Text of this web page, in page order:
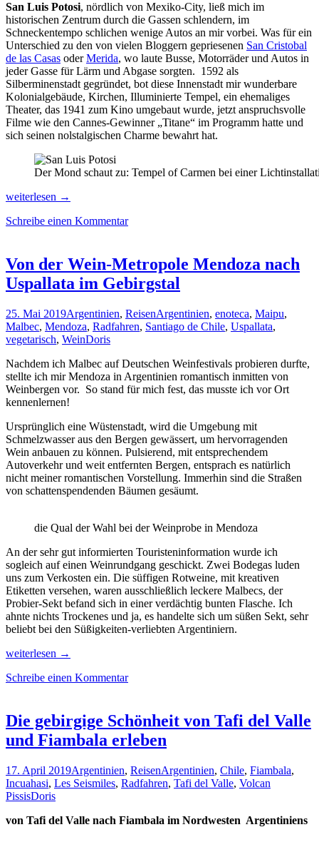
San Luis Potosi, nördlich von Mexiko-City, ließ mich im
historischen Zentrum durch die Gassen schlendern, im
Schneckentempo schlichen wenige Autos an mir vorbei. Was für ein
Unterschied zu den von vielen Bloggern gepriesenen San Cristobal
de las Casas oderMerida, wo laute Busse, Motorräder und Autos in
jeder Gasse für Lärm und Abgase sorgten. 1592 als
Silberminenstadt gegründet, bot diese Innenstadt mir wunderbare
Kolonialgebäude, Kirchen, Illuminierte Tempel, ein ehemaliges
Theater, das 1941 zum Kino umgebaut wurde, jetzt anspruchsvolle
Filme wie den Cannes-Gewinner „Titane“ im Programm hatte und
sich seinen nolstalgischen Charme bewahrt hat.
Der Mond schaut zu: Tempel of Carmen bei einer
Türkise
eine
und
ein
surrealistischer
in
der
Huasteca
weiterlesen →
Schreibe einen Kommentar
Von der Wein-Metropole Mendoza nach
Uspallata im Gebirgstal
25. Mai 2019Argentinien, ReisenArgentinien, enoteca, Maipu,
Malbec, Mendoza, Radfahren, Santiago de Chile, Uspallata,
vegetarisch, WeinDoris
Nachdem ich Malbec auf Deutschen Weinfestivals probieren durfte,
stellte ich mir Mendoza in Argentinien romantisch inmitten von
Weinbergen vor. So stand für mich fest, das musste ich vor Ort
kennenlernen!
Ursprünglich eine Wüstenstadt, wird die Umgebung mit
Schmelzwasser aus den Bergen gewässert, um hervorragenden
Wein anbauen zu können. Pulsierend, mit entsprechendem
Autoverkehr und weit entfernten Bergen, entsprach es natürlich
nicht meiner romantischen Vorstellung. Immerhin sind die Straßen
von schattenspendenden Bäumen gesäumt.
die Qual der Wahl bei der Weinprobe in Mendoza
An der sehr gut informierten Touristeninformation wurde ich
sogleich auf einen Weinrundgang geschickt. Zwei Bodegas luden
uns zum Verkosten ein. Die süffigen Rotweine, mit kreativen
Etiketten versehen, waren ausschließlich leckere Malbecs, der
Probier-Sekt befand sich in einer verdächtig bunten Flasche. Ich
ahnte nichts Trockenes und ja, es handelte sich um süßen Sekt, sehr
beliebt bei den Süßigkeiten-verliebten Argentiniern.
Von
Wein-
nach
Uspallata
im
weiterlesen →
Schreibe einen Kommentar
Die gebirgige Schönheit von Tafi del Valle
und Fiambala erleben
17. April 2019Argentinien, ReisenArgentinien, Chile, Fiambala,
Incuahasi, Les Seismiles, Radfahren, Tafi del Valle, Volcan
PissisDoris
von Tafi del Valle nach Fiambala im Nordwesten Argentiniens